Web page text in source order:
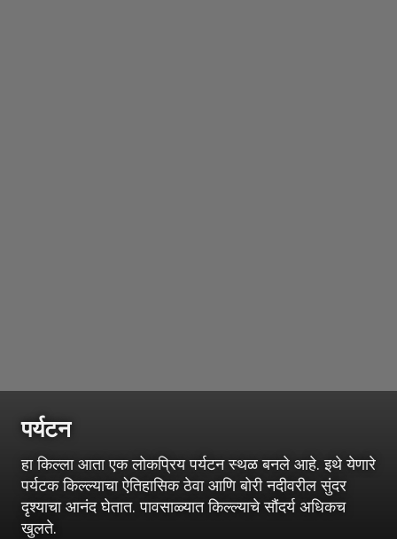
पर्यटन
हा किल्ला आता एक लोकप्रिय पर्यटन स्थळ बनले आहे. इथे येणारे
पर्यटक किल्ल्याचा ऐतिहासिक ठेवा आणि बोरी नदीवरील सुंदर
दृश्याचा आनंद घेतात. पावसाळ्यात किल्ल्याचे सौंदर्य अधिकच
खुलते.